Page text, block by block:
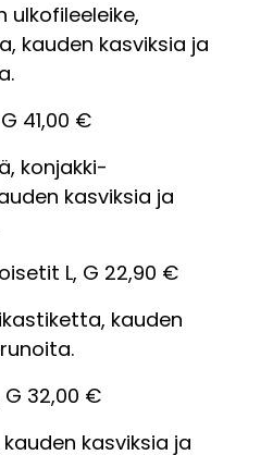
kauden kasviksia ja
41,00 €
konjakki-
kasviksia ja
L, G 22,90 €
kauden
32,00 €
kasviksia ja